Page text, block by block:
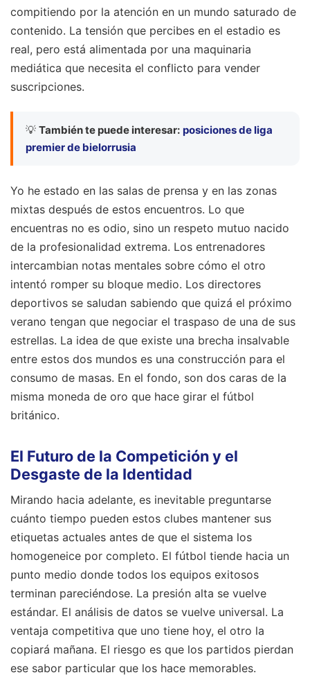
compitiendo por la atención en un mundo saturado de
contenido. La tensión que percibes en el estadio es
real, pero está alimentada por una maquinaria
mediática que necesita el conflicto para vender
suscripciones.
💡 También te puede interesar: posiciones de liga
premier de bielorrusia
Yo he estado en las salas de prensa y en las zonas
mixtas después de estos encuentros. Lo que
encuentras no es odio, sino un respeto mutuo nacido
de la profesionalidad extrema. Los entrenadores
intercambian notas mentales sobre cómo el otro
intentó romper su bloque medio. Los directores
deportivos se saludan sabiendo que quizá el próximo
verano tengan que negociar el traspaso de una de sus
estrellas. La idea de que existe una brecha insalvable
entre estos dos mundos es una construcción para el
consumo de masas. En el fondo, son dos caras de la
misma moneda de oro que hace girar el fútbol
británico.
El Futuro de la Competición y el
Desgaste de la Identidad
Mirando hacia adelante, es inevitable preguntarse
cuánto tiempo pueden estos clubes mantener sus
etiquetas actuales antes de que el sistema los
homogeneice por completo. El fútbol tiende hacia un
punto medio donde todos los equipos exitosos
terminan pareciéndose. La presión alta se vuelve
estándar. El análisis de datos se vuelve universal. La
ventaja competitiva que uno tiene hoy, el otro la
copiará mañana. El riesgo es que los partidos pierdan
ese sabor particular que los hace memorables.